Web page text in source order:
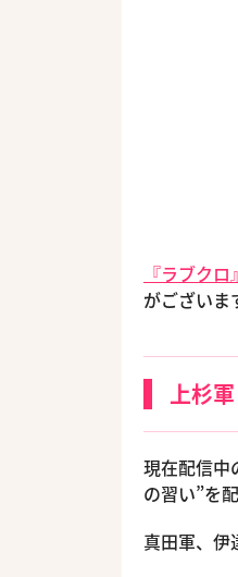
『ラブク
がございま
上杉
現在配信中
の習い”を
真田軍、伊